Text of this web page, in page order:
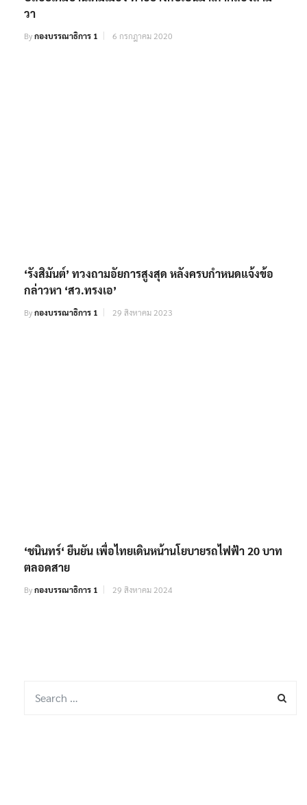
วา
Byกองบรรณาธิการ 1 6 กรกฎาคม 2020
‘รังสิมันต์’ ทวงถามอัยการสูงสุด หลังครบกำหนดแจ้งข้อ
กล่าวหา ‘สว.ทรงเอ’
Byกองบรรณาธิการ 1 29 สิงหาคม 2023
‘ชนินทร์‘ ยืนยัน เพื่อไทยเดินหน้านโยบายรถไฟฟ้า 20 บาท
ตลอดสาย
Byกองบรรณาธิการ 1 29 สิงหาคม 2024